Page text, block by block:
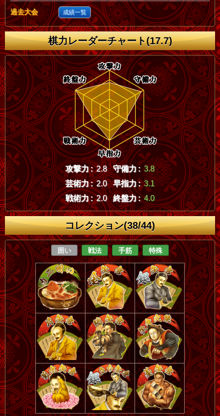
過去大会 成績一覧
棋力レーダーチャート(17.7)
攻撃力 : 2.8 守備力 : 3.8
芸術力 : 2.0 早指力 : 3.1
戦術力 : 2.0 終盤力 : 4.0
コレクション(38/44)
囲い 戦法 手筋 特殊